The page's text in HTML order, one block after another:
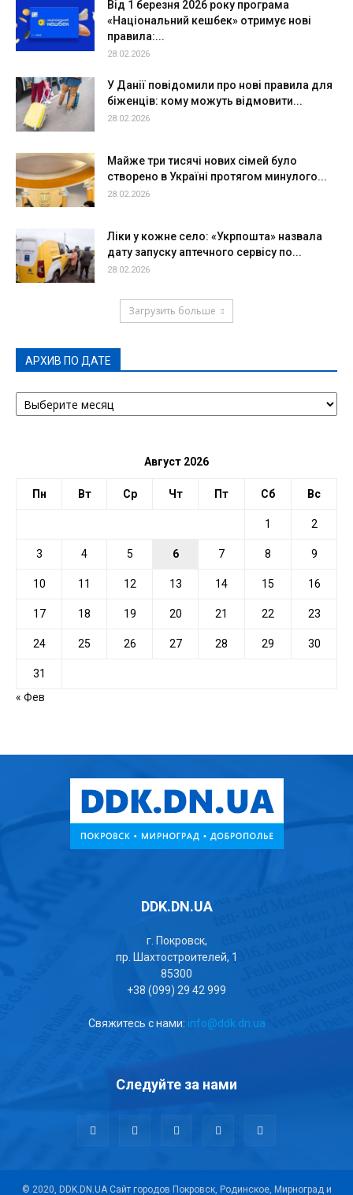
Від 1 березня 2026 року програма
«Національний кешбек» отримує нові
правила:...
28.02.2026
У Данії повідомили про нові правила для
біженців: кому можуть відмовити...
28.02.2026
Майже три тисячі нових сімей було
створено в Україні протягом минулого...
28.02.2026
Ліки у кожне село: «Укрпошта» назвала
дату запуску аптечного сервісу по...
28.02.2026
Загрузить больше
АРХИВ ПО ДАТЕ
АРХИВ
ПО
Август 2026
Пн Вт Ср Чт Пт Сб Вс
1 2
3 4 5 6 7 8 9
10 11 12 13 14 15 16
17 18 19 20 21 22 23
24 25 26 27 28 29 30
31
« Фев
DDK.DN.UA
г. Покровск,
пр. Шахтостроителей, 1
85300
+38 (099) 29 42 999
Свяжитесь с нами: info@ddk.dn.ua
Следуйте за нами
© 2020, DDK.DN.UA Сайт городов Покровск, Родинское, Мирноград и